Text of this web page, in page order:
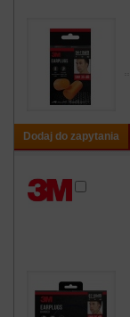
Dodaj do zapytania